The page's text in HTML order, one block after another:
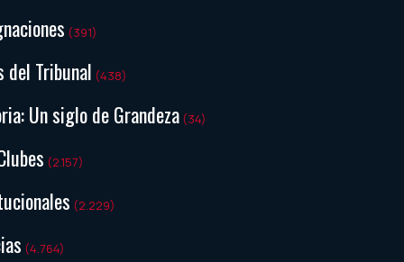
(391)
del Tribunal (438)
Un siglo de Grandeza (34)
(2.157)
(2.229)
(4.764)